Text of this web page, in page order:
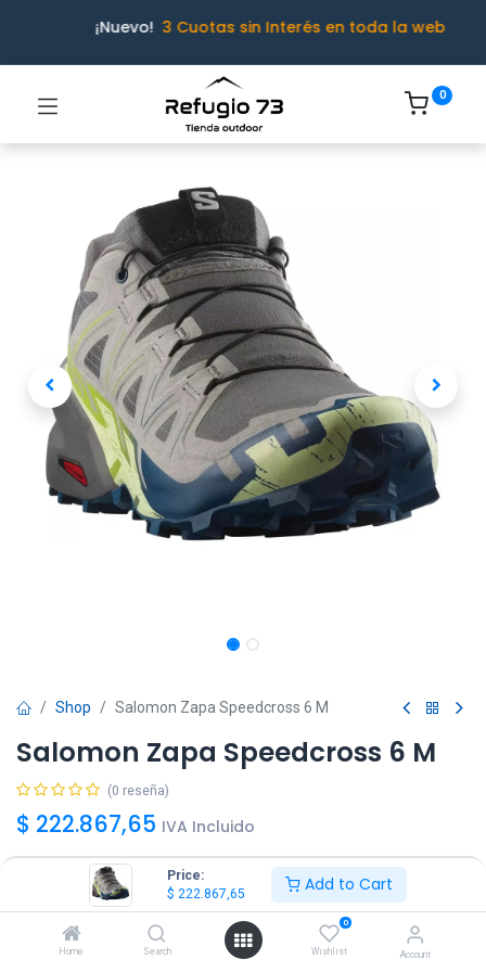
Price:
$ 222.867,65 Add to Cart
Home Search
0
Wishlist Account
¡Nuevo! 3 Cuotas sin Interés en toda la web
0
Shop Salomon Zapa Speedcross 6 M
Salomon Zapa Speedcross 6 M
(0 reseña)
$ 222.867,65 IVA Incluido
43